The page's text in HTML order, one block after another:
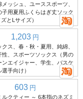
ッシュ、ユーススポーツ、
子用夏用ふくらはぎ丈ソック
とLサイズ）
1,203 円
クス、春・秋・夏用、純綿、
性、スポーツソックス（男の
ンエイジャー、学生、バスケ
手向け）
603 円
ルクティー ～ 6本指のネズミ